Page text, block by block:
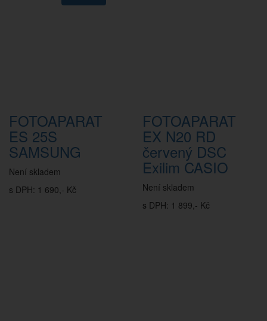
FOTOAPARAT
ES 25S
SAMSUNG
Není skladem
s DPH: 1 690,- Kč
FOTOAPARAT
EX N20 RD
červený DSC
Exilim CASIO
Není skladem
s DPH: 1 899,- Kč